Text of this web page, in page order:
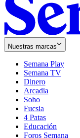
Nuestras marcas
Semana Play
Semana TV
Dinero
Arcadia
Soho
in
new
window
Fucsia
in
new
window
4 Patas
Educación
Foros Semana